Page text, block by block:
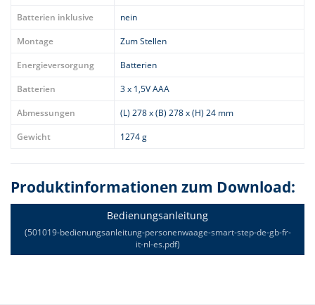
Batterien inklusive
nein
Montage
Zum Stellen
Energieversorgung
Batterien
Batterien
3 x 1,5V AAA
Abmessungen
(L) 278 x (B) 278 x (H) 24 mm
Gewicht
1274 g
Produktinformationen zum Download:
Bedienungsanleitung
(501019-bedienungsanleitung-personenwaage-smart-step-de-gb-fr-
it-nl-es.pdf)